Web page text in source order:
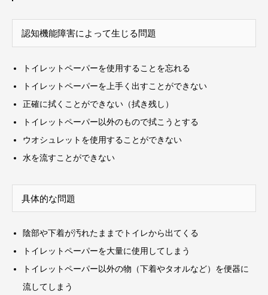
認知機能障害によって生じる問題
トイレットペーパーを使用することを忘れる
トイレットペーパーを上手く出すことができない
正確に拭くことができない（拭き残し）
トイレットペーパー以外のもので拭こうとする
ウオシュレットを使用することができない
水を流すことができない
具体的な問題
陰部や下着が汚れたままでトイレから出てくる
トイレットペーパーを大量に使用してしまう
トイレットペーパー以外の物（下着やタオルなど）を便器に
流してしまう